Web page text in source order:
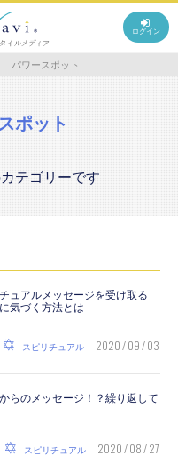
ログイン
パワースポット
ポット
テゴリーです
ュアルメッセージを受け取る
気づく方法とは
スピリチュアル 2020 / 09 / 03
らのメッセージ！？繰り返して
スピリチュアル 2020 / 08 / 27